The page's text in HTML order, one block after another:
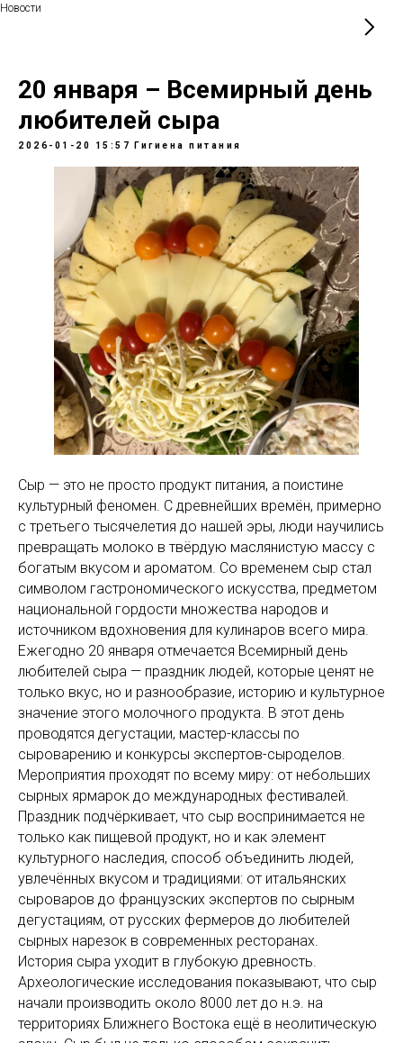
Новости
20 января – Всемирный день
любителей сыра
2026-01-20 15:57 Гигиена питания
Сыр — это не просто продукт питания, а поистине
культурный феномен. С древнейших времён, примерно
с третьего тысячелетия до нашей эры, люди научились
превращать молоко в твёрдую маслянистую массу с
богатым вкусом и ароматом. Со временем сыр стал
символом гастрономического искусства, предметом
национальной гордости множества народов и
источником вдохновения для кулинаров всего мира.
Ежегодно 20 января отмечается Всемирный день
любителей сыра — праздник людей, которые ценят не
только вкус, но и разнообразие, историю и культурное
значение этого молочного продукта. В этот день
проводятся дегустации, мастер-классы по
сыроварению и конкурсы экспертов-сыроделов.
Мероприятия проходят по всему миру: от небольших
сырных ярмарок до международных фестивалей.
Праздник подчёркивает, что сыр воспринимается не
только как пищевой продукт, но и как элемент
культурного наследия, способ объединить людей,
увлечённых вкусом и традициями: от итальянских
сыроваров до французских экспертов по сырным
дегустациям, от русских фермеров до любителей
сырных нарезок в современных ресторанах.
История сыра уходит в глубокую древность.
Археологические исследования показывают, что сыр
начали производить около 8000 лет до н.э. на
территориях Ближнего Востока ещё в неолитическую